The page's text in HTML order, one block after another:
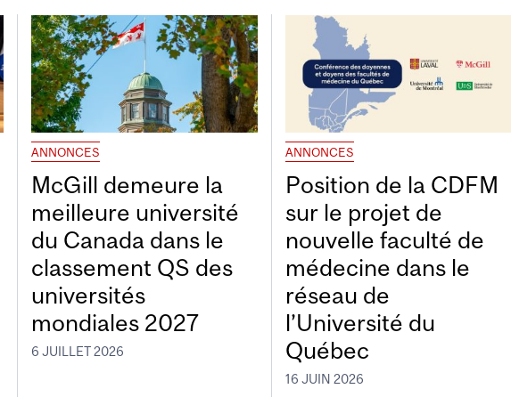
ANNONCES
McGill demeure la
meilleure université
du Canada dans le
classement QS des
universités
mondiales 2027
6 JUILLET 2026
ANNONCES
Position de la CDFM
sur le projet de
nouvelle faculté de
médecine dans le
réseau de
l’Université du
Québec
16 JUIN 2026